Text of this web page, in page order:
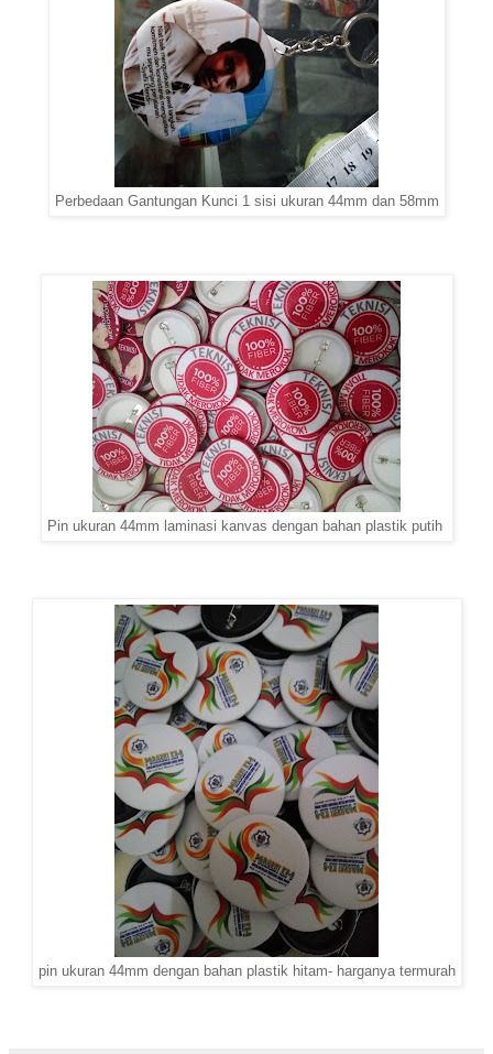
Perbedaan Gantungan Kunci 1 sisi ukuran 44mm dan 58mm
Pin ukuran 44mm laminasi kanvas dengan bahan plastik putih
pin ukuran 44mm dengan bahan plastik hitam- harganya termurah